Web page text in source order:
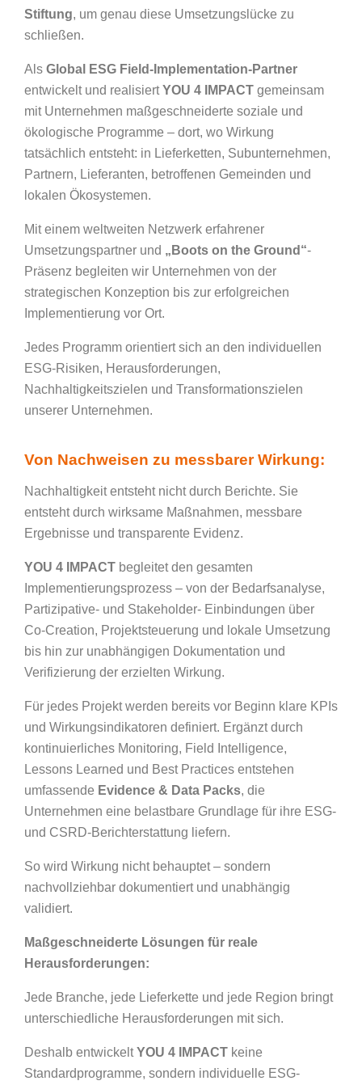
Stiftung, um genau diese Umsetzungslücke zu
schließen.
Als Global ESG Field-Implementation-Partner
entwickelt und realisiertYOU 4 IMPACT gemeinsam
mit Unternehmen maßgeschneiderte soziale und
ökologische Programme – dort, wo Wirkung
tatsächlich entsteht: in Lieferketten, Subunternehmen,
Partnern, Lieferanten, betroffenen Gemeinden und
lokalen Ökosystemen.
Mit einem weltweiten Netzwerk erfahrener
Umsetzungspartner und „Boots on the Ground“-
Präsenz begleiten wir Unternehmen von der
strategischen Konzeption bis zur erfolgreichen
Implementierung vor Ort.
Jedes Programm orientiert sich an den individuellen
ESG-Risiken, Herausforderungen,
Nachhaltigkeitszielen und Transformationszielen
unserer Unternehmen.
Von Nachweisen zu messbarer Wirkung:
Nachhaltigkeit entsteht nicht durch Berichte. Sie
entsteht durch wirksame Maßnahmen, messbare
Ergebnisse und transparente Evidenz.
YOU 4 IMPACT begleitet den gesamten
Implementierungsprozess – von der Bedarfsanalyse,
Partizipative- und Stakeholder- Einbindungen über
Co-Creation, Projektsteuerung und lokale Umsetzung
bis hin zur unabhängigen Dokumentation und
Verifizierung der erzielten Wirkung.
Für jedes Projekt werden bereits vor Beginn klare KPIs
und Wirkungsindikatoren definiert. Ergänzt durch
kontinuierliches Monitoring, Field Intelligence,
Lessons Learned und Best Practices entstehen
umfassende Evidence & Data Packs, die
Unternehmen eine belastbare Grundlage für ihre ESG-
und CSRD-Berichterstattung liefern.
So wird Wirkung nicht behauptet – sondern
nachvollziehbar dokumentiert und unabhängig
validiert.
Maßgeschneiderte Lösungen für reale
Herausforderungen:
Jede Branche, jede Lieferkette und jede Region bringt
unterschiedliche Herausforderungen mit sich.
Deshalb entwickeltYOU 4 IMPACT keine
Standardprogramme, sondern individuelle ESG-